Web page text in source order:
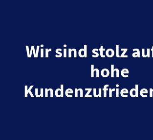
Wir sind stolz
hohe